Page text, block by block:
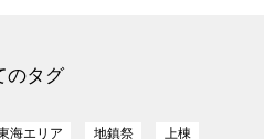
のタグ
海エリア 地鎮祭 上棟